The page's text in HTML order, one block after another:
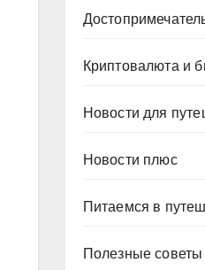
Криптовалюта и
Новости для
Новости плюс
Питаемся в
Полезные советы